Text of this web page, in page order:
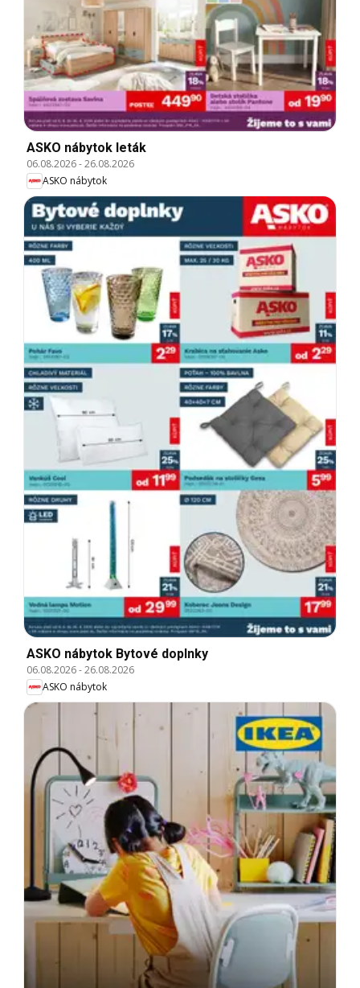
ASKO nábytok leták
06.08.2026-26.08.2026
ASKO nábytok
ASKO nábytok Bytové doplnky
06.08.2026-26.08.2026
ASKO nábytok